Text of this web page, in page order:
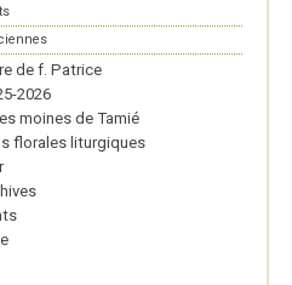
de f. Patrice
2026
moines de Tamié
florales liturgiques